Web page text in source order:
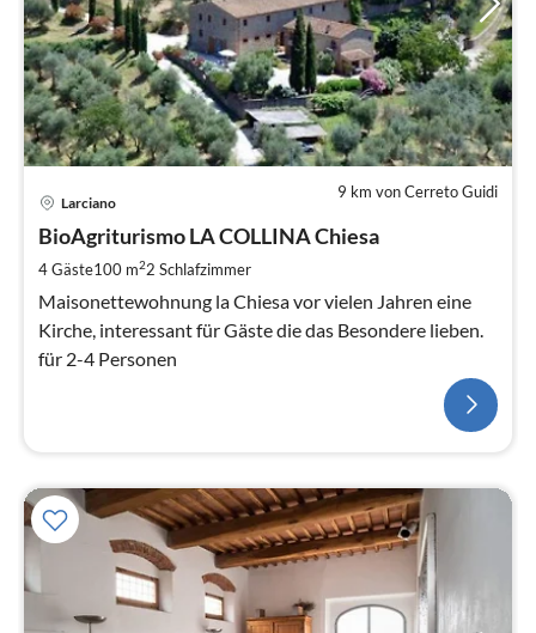
9 km von Cerreto Guidi
Larciano
BioAgriturismo LA COLLINA Chiesa
4 Gäste100 m22 Schlafzimmer
Maisonettewohnung la Chiesa vor vielen Jahren eine
Kirche, interessant für Gäste die das Besondere lieben.
für 2-4 Personen